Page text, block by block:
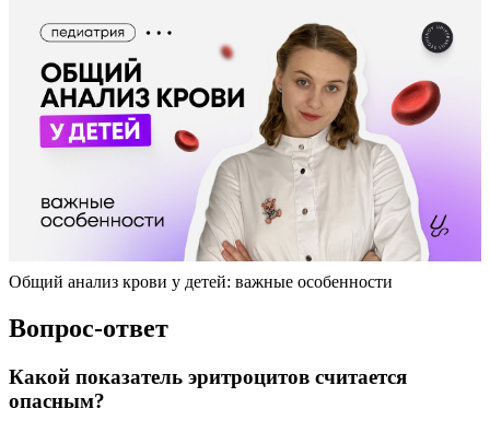
Общий анализ крови у детей: важные особенности
Вопрос-ответ
Какой показатель эритроцитов считается
опасным?